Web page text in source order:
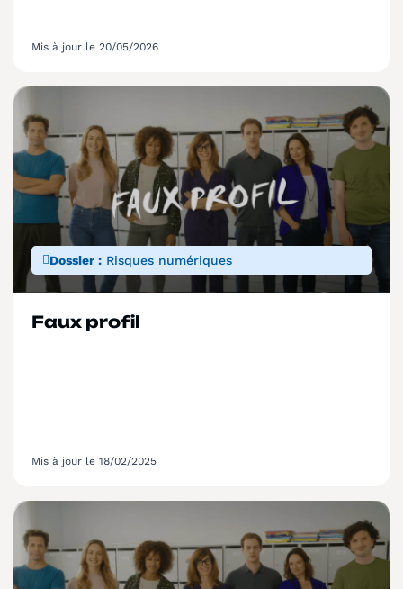
Mis à jour le 20/05/2026
Dossier : Risques numériques
Faux profil
Mis à jour le 18/02/2025